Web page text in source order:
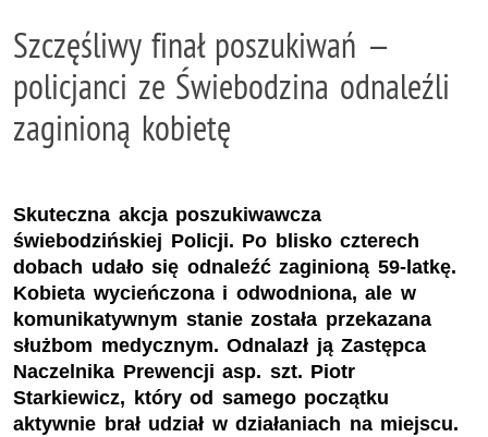
Szczęśliwy finał poszukiwań —
policjanci ze Świebodzina odnaleźli
zaginioną kobietę
Skuteczna akcja poszukiwawcza
świebodzińskiej Policji. Po blisko czterech
dobach udało się odnaleźć zaginioną 59-latkę.
Kobieta wycieńczona i odwodniona, ale w
komunikatywnym stanie została przekazana
służbom medycznym. Odnalazł ją Zastępca
Naczelnika Prewencji asp. szt. Piotr
Starkiewicz, który od samego początku
aktywnie brał udział w działaniach na miejscu.